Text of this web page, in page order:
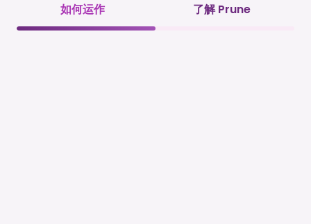
如何运作 了解 Prune